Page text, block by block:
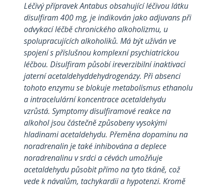
Léčivý přípravek Antabus obsahující léčivou látku
disulfiram 400 mg, je indikován jako adjuvans při
odvykací léčbě chronického alkoholizmu, u
spolupracujících alkoholiků. Má být užíván ve
spojení s příslušnou komplexní psychiatrickou
léčbou. Disulfiram působí ireverzibilní inaktivaci
jaterní acetaldehyddehydrogenázy. Při absenci
tohoto enzymu se blokuje metabolismus ethanolu
a intracelulární koncentrace acetaldehydu
vzrůstá. Symptomy disulfiramové reakce na
alkohol jsou částečně způsobeny vysokými
hladinami acetaldehydu. Přeměna dopaminu na
noradrenalin je také inhibována a deplece
noradrenalinu v srdci a cévách umožňuje
acetaldehydu působit přímo na tyto tkáně, což
vede k návalům, tachykardii a hypotenzi. Kromě